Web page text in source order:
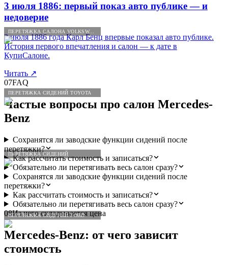
ПЕРЕТЯЖКА САЛОНА VOLKSWAGEN
ПЕРЕТЯЖКА СИДЕНИЙ TOYOTA
ПЕРЕТЯЖКА СИДЕНИЙ
ПЕРЕТЯЖКА СИДЕНИЙ FORD
3 июля 1886: первый показ авто публике — и
недоверие
3 июля 1886 года Карл Бенц впервые показал авто публике.
История первого впечатления и салон — к дате в
КупиСалоне.
Читать ↗
07FAQ
Частые вопросы про салон Mercedes-
Benz
Сохранятся ли заводские функции сидений после
перетяжки?
Как рассчитать стоимость и записаться?
Обязательно ли перетягивать весь салон сразу?
Сохранятся ли заводские функции сидений после
перетяжки?
Как рассчитать стоимость и записаться?
Обязательно ли перетягивать весь салон сразу?
08Из чего складывается цена
Mercedes-Benz: от чего зависит
стоимость